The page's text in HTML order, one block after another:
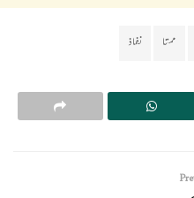
ممتا نفاذ